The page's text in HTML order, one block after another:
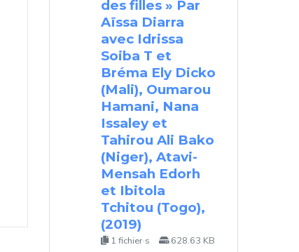
des filles » Par
Aïssa Diarra
avec Idrissa
Soiba T et
Bréma Ely Dicko
(Mali), Oumarou
Hamani, Nana
Issaley et
Tahirou Ali Bako
(Niger), Atavi-
Mensah Edorh
et Ibitola
Tchitou (Togo),
(2019)
1 fichier·s 628.63 KB